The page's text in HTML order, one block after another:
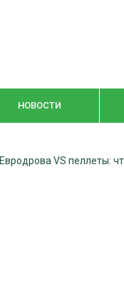
НОВОСТИ
Евродрова VS пеллеты: